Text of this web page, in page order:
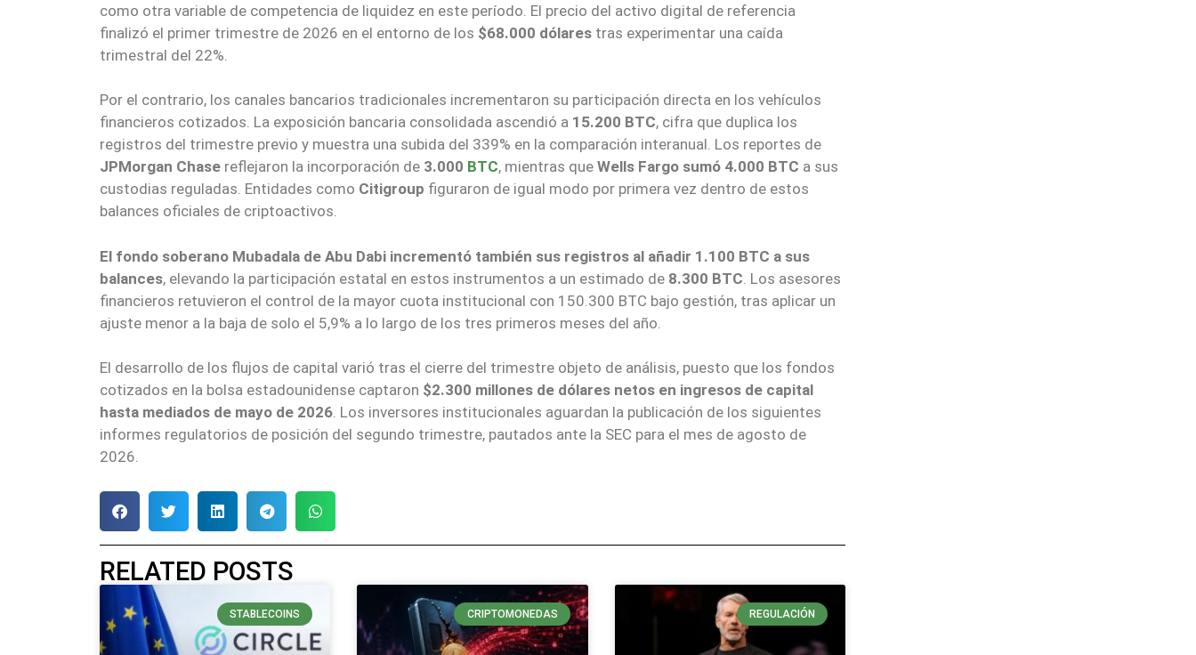
como otra variable de competencia de liquidez en este período. El precio del activo digital de referencia
finalizó el primer trimestre de 2026 en el entorno de los $68.000 dólares tras experimentar una caída
trimestral del 22%.
Por el contrario, los canales bancarios tradicionales incrementaron su participación directa en los vehículos
financieros cotizados. La exposición bancaria consolidada ascendió a 15.200 BTC, cifra que duplica los
registros del trimestre previo y muestra una subida del 339% en la comparación interanual. Los reportes de
JPMorgan Chase reflejaron la incorporación de 3.000 BTC, mientras que Wells Fargo sumó 4.000 BTC a sus
custodias reguladas. Entidades como Citigroup figuraron de igual modo por primera vez dentro de estos
balances oficiales de criptoactivos.
El fondo soberano Mubadala de Abu Dabi incrementó también sus registros al añadir 1.100 BTC a sus
balances, elevando la participación estatal en estos instrumentos a un estimado de 8.300 BTC . Los asesores
financieros retuvieron el control de la mayor cuota institucional con 150.300 BTC bajo gestión, tras aplicar un
ajuste menor a la baja de solo el 5,9% a lo largo de los tres primeros meses del año.
El desarrollo de los flujos de capital varió tras el cierre del trimestre objeto de análisis, puesto que los fondos
cotizados en la bolsa estadounidense captaron $2.300 millones de dólares netos en ingresos de capital
hasta mediados de mayo de 2026. Los inversores institucionales aguardan la publicación de los siguientes
informes regulatorios de posición del segundo trimestre, pautados ante la SEC para el mes de agosto de
2026.
RELATED POSTS
STABLECOINS CRIPTOMONEDAS REGULACIÓN